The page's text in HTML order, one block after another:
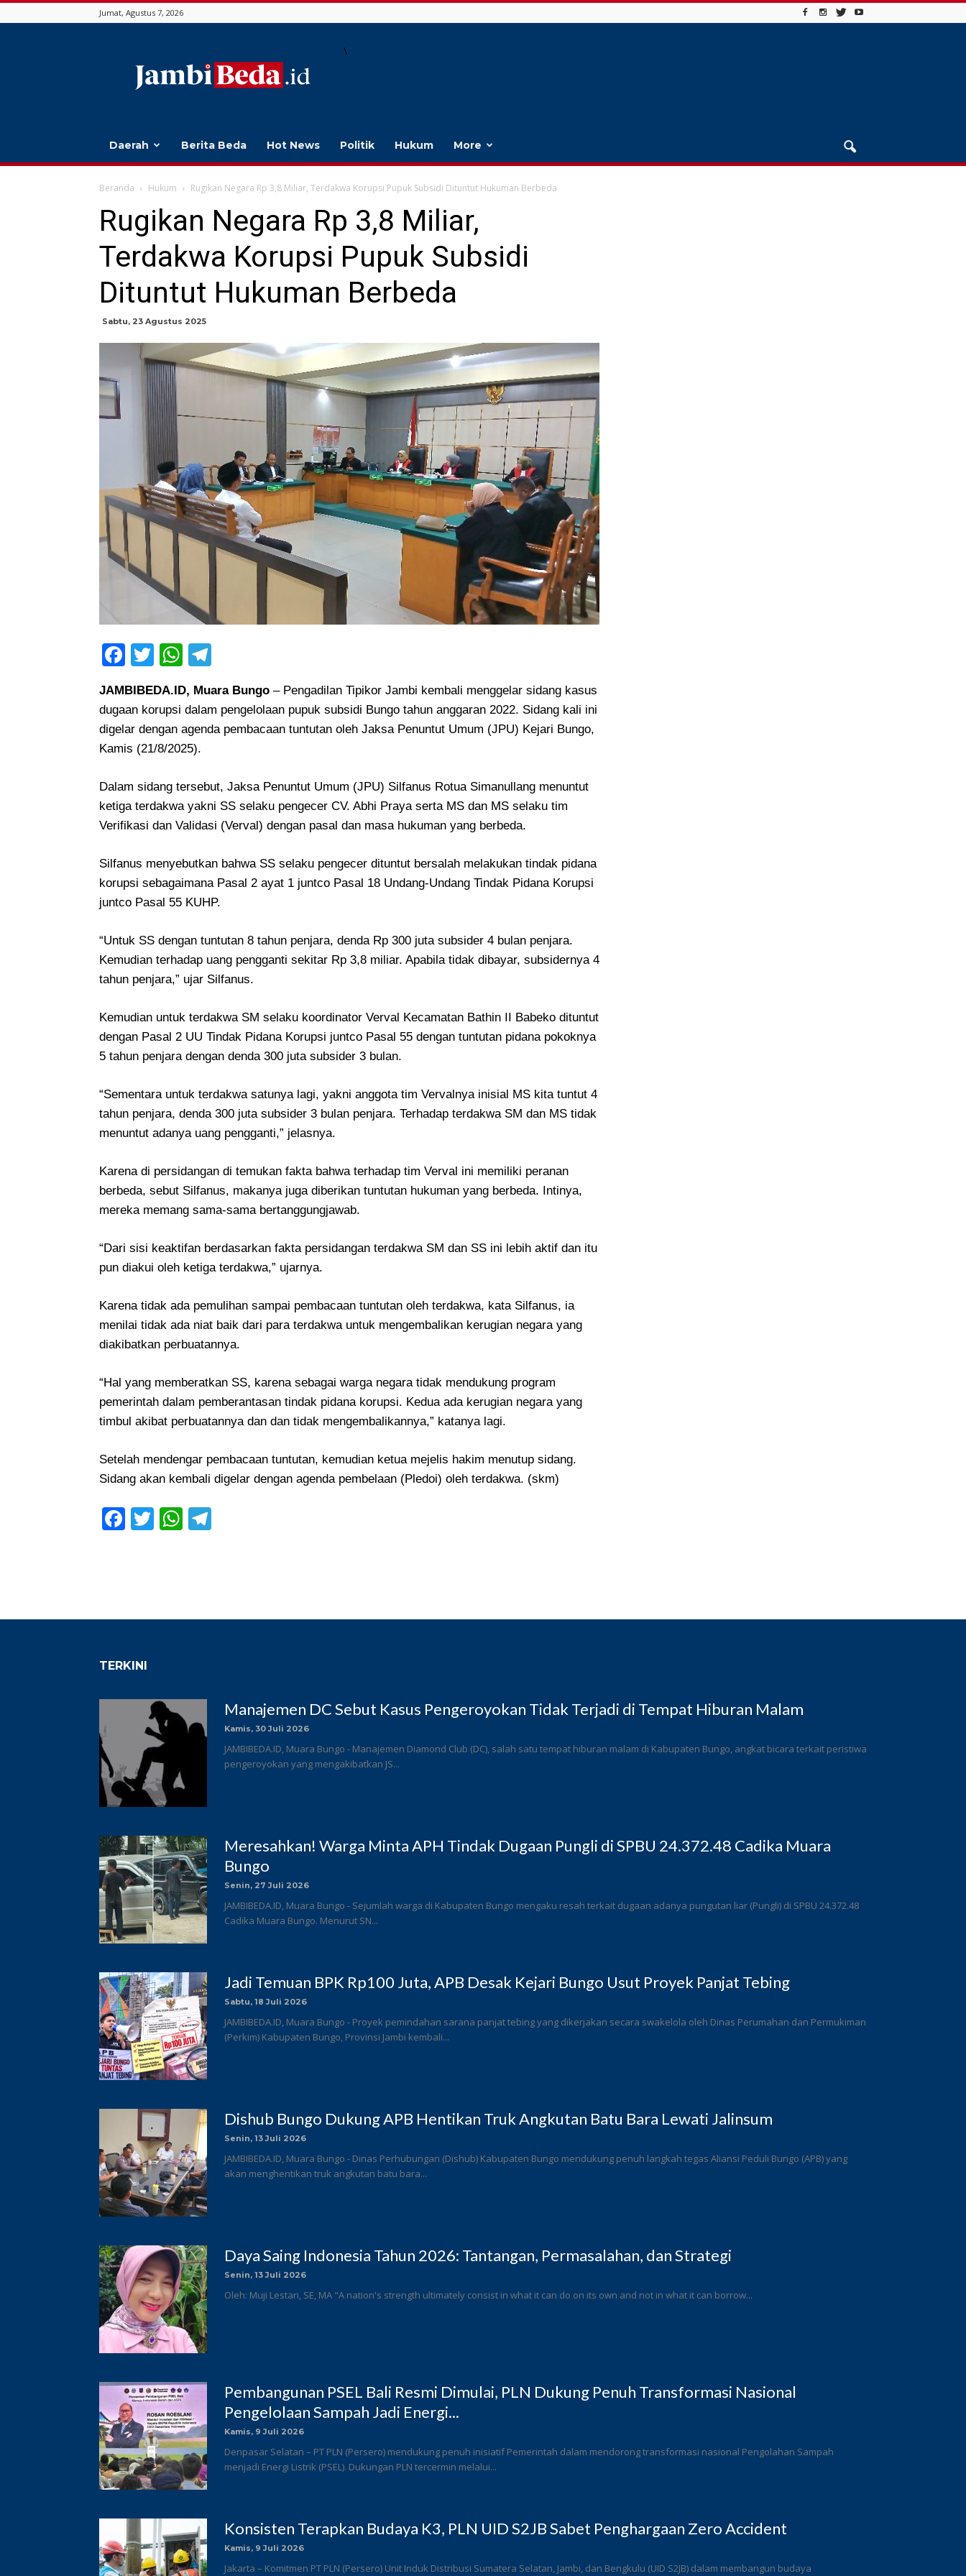
Jumat, Agustus 7, 2026
Beda
\
Daerah Berita Beda Hot News Politik Hukum More
Beranda Hukum Rugikan Negara Rp 3,8 Miliar, Terdakwa Korupsi Pupuk Subsidi Dituntut Hukuman Berbeda
Rugikan Negara Rp 3,8 Miliar,
Terdakwa Korupsi Pupuk Subsidi
Dituntut Hukuman Berbeda
Sabtu, 23 Agustus 2025
Facebook
TwitterWhatsApp
JAMBIBEDA.ID, Muara Bungo – Pengadilan Tipikor Jambi kembali menggelar sidang kasus
dugaan korupsi dalam pengelolaan pupuk subsidi Bungo tahun anggaran 2022. Sidang kali ini
digelar dengan agenda pembacaan tuntutan oleh Jaksa Penuntut Umum (JPU) Kejari Bungo,
Kamis (21/8/2025).
Dalam sidang tersebut, Jaksa Penuntut Umum (JPU) Silfanus Rotua Simanullang menuntut
ketiga terdakwa yakni SS selaku pengecer CV. Abhi Praya serta MS dan MS selaku tim
Verifikasi dan Validasi (Verval) dengan pasal dan masa hukuman yang berbeda.
Silfanus menyebutkan bahwa SS selaku pengecer dituntut bersalah melakukan tindak pidana
korupsi sebagaimana Pasal 2 ayat 1 juntco Pasal 18 Undang-Undang Tindak Pidana Korupsi
juntco Pasal 55 KUHP.
“Untuk SS dengan tuntutan 8 tahun penjara, denda Rp 300 juta subsider 4 bulan penjara.
Kemudian terhadap uang pengganti sekitar Rp 3,8 miliar. Apabila tidak dibayar, subsidernya 4
tahun penjara,” ujar Silfanus.
Kemudian untuk terdakwa SM selaku koordinator Verval Kecamatan Bathin II Babeko dituntut
dengan Pasal 2 UU Tindak Pidana Korupsi juntco Pasal 55 dengan tuntutan pidana pokoknya
5 tahun penjara dengan denda 300 juta subsider 3 bulan.
“Sementara untuk terdakwa satunya lagi, yakni anggota tim Vervalnya inisial MS kita tuntut 4
tahun penjara, denda 300 juta subsider 3 bulan penjara. Terhadap terdakwa SM dan MS tidak
menuntut adanya uang pengganti,” jelasnya.
Karena di persidangan di temukan fakta bahwa terhadap tim Verval ini memiliki peranan
berbeda, sebut Silfanus, makanya juga diberikan tuntutan hukuman yang berbeda. Intinya,
mereka memang sama-sama bertanggungjawab.
“Dari sisi keaktifan berdasarkan fakta persidangan terdakwa SM dan SS ini lebih aktif dan itu
pun diakui oleh ketiga terdakwa,” ujarnya.
Karena tidak ada pemulihan sampai pembacaan tuntutan oleh terdakwa, kata Silfanus, ia
menilai tidak ada niat baik dari para terdakwa untuk mengembalikan kerugian negara yang
diakibatkan perbuatannya.
“Hal yang memberatkan SS, karena sebagai warga negara tidak mendukung program
pemerintah dalam pemberantasan tindak pidana korupsi. Kedua ada kerugian negara yang
timbul akibat perbuatannya dan dan tidak mengembalikannya,” katanya lagi.
Setelah mendengar pembacaan tuntutan, kemudian ketua mejelis hakim menutup sidang.
Sidang akan kembali digelar dengan agenda pembelaan (Pledoi) oleh terdakwa. (skm)
Facebook
TwitterWhatsApp
TERKINI
Manajemen DC Sebut Kasus Pengeroyokan Tidak Terjadi di Tempat Hiburan Malam
Kamis, 30 Juli 2026
JAMBIBEDA.ID, Muara Bungo - Manajemen Diamond Club (DC), salah satu tempat hiburan malam di Kabupaten Bungo, angkat bicara terkait peristiwa
pengeroyokan yang mengakibatkan JS...
Meresahkan! Warga Minta APH Tindak Dugaan Pungli di SPBU 24.372.48 Cadika Muara
Bungo
Senin, 27 Juli 2026
JAMBIBEDA.ID, Muara Bungo - Sejumlah warga di Kabupaten Bungo mengaku resah terkait dugaan adanya pungutan liar (Pungli) di SPBU 24.372.48
Cadika Muara Bungo. Menurut SN...
Jadi Temuan BPK Rp100 Juta, APB Desak Kejari Bungo Usut Proyek Panjat Tebing
Sabtu, 18 Juli 2026
JAMBIBEDA.ID, Muara Bungo - Proyek pemindahan sarana panjat tebing yang dikerjakan secara swakelola oleh Dinas Perumahan dan Permukiman
(Perkim) Kabupaten Bungo, Provinsi Jambi kembali...
Dishub Bungo Dukung APB Hentikan Truk Angkutan Batu Bara Lewati Jalinsum
Senin, 13 Juli 2026
JAMBIBEDA.ID, Muara Bungo - Dinas Perhubungan (Dishub) Kabupaten Bungo mendukung penuh langkah tegas Aliansi Peduli Bungo (APB) yang
akan menghentikan truk angkutan batu bara...
Daya Saing Indonesia Tahun 2026: Tantangan, Permasalahan, dan Strategi
Senin, 13 Juli 2026
Oleh: Muji Lestari, SE, MA "A nation's strength ultimately consist in what it can do on its own and not in what it can borrow...
Pembangunan PSEL Bali Resmi Dimulai, PLN Dukung Penuh Transformasi Nasional
Pengelolaan Sampah Jadi Energi...
Kamis, 9 Juli 2026
Denpasar Selatan – PT PLN (Persero) mendukung penuh inisiatif Pemerintah dalam mendorong transformasi nasional Pengolahan Sampah
menjadi Energi Listrik (PSEL). Dukungan PLN tercermin melalui...
Konsisten Terapkan Budaya K3, PLN UID S2JB Sabet Penghargaan Zero Accident
Kamis, 9 Juli 2026
Jakarta – Komitmen PT PLN (Persero) Unit Induk Distribusi Sumatera Selatan, Jambi, dan Bengkulu (UID S2JB) dalam membangun budaya